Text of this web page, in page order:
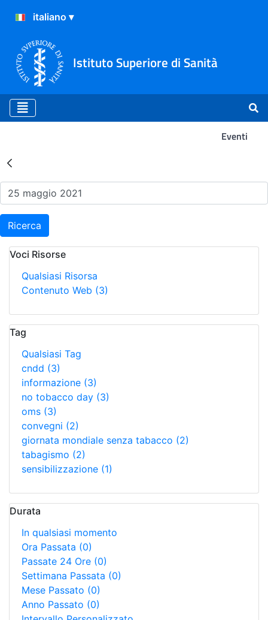
Istituto Superiore di Sanità
Eventi
Risultati della Ricerca -
Ricerca
Voci Risorse
Qualsiasi Risorsa
Contenuto Web (3)
Tag
Qualsiasi Tag
cndd (3)
informazione (3)
no tobacco day (3)
oms (3)
convegni (2)
giornata mondiale senza tabacco (2)
tabagismo (2)
sensibilizzazione (1)
Durata
In qualsiasi momento
Ora Passata (0)
Passate 24 Ore (0)
Settimana Passata (0)
Mese Passato (0)
Anno Passato (0)